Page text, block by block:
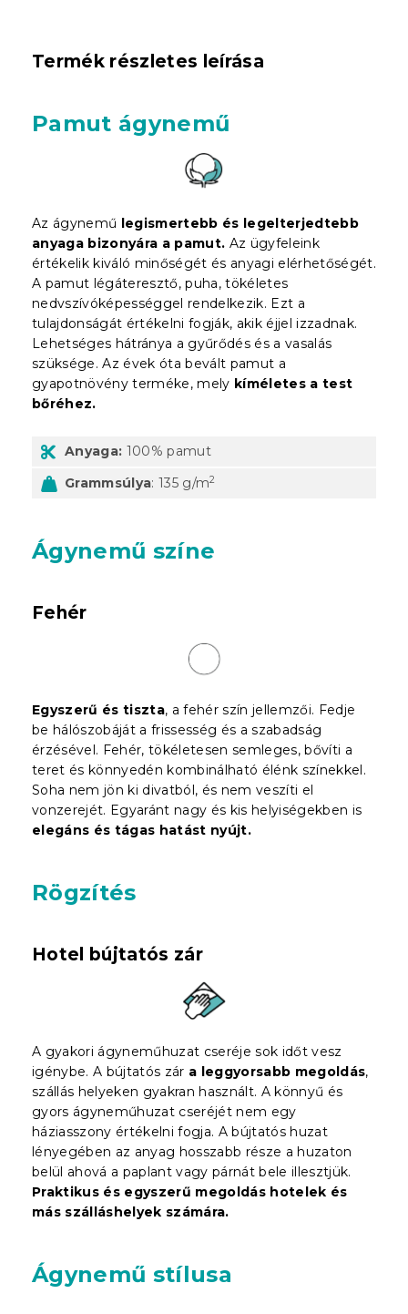
Termék részletes leírása
Pamut ágynemű
Az ágynemű legismertebb és legelterjedtebb
anyaga bizonyára a pamut. Az ügyfeleink
értékelik kiváló minőségét és anyagi elérhetőségét.
A pamut légáteresztő, puha, tökéletes
nedvszívóképességgel rendelkezik. Ezt a
tulajdonságát értékelni fogják, akik éjjel izzadnak.
Lehetséges hátránya a gyűrődés és a vasalás
szüksége. Az évek óta bevált pamut a
gyapotnövény terméke, mely kíméletes a test
bőréhez.
Anyaga: 100% pamut
Grammsúlya: 135 g/m2
Ágynemű színe
Fehér
Egyszerű és tiszta, a fehér szín jellemzői. Fedje
be hálószobáját a frissesség és a szabadság
érzésével. Fehér, tökéletesen semleges, bővíti a
teret és könnyedén kombinálható élénk színekkel.
Soha nem jön ki divatból, és nem veszíti el
vonzerejét. Egyaránt nagy és kis helyiségekben is
elegáns és tágas hatást nyújt.
Rögzítés
Hotel bújtatós zár
A gyakori ágyneműhuzat cseréje sok időt vesz
igénybe. A bújtatós zár a leggyorsabb megoldás,
szállás helyeken gyakran használt. A könnyű és
gyors ágyneműhuzat cseréjét nem egy
háziasszony értékelni fogja. A bújtatós huzat
lényegében az anyag hosszabb része a huzaton
belül ahová a paplant vagy párnát bele illesztjük.
Praktikus és egyszerű megoldás hotelek és
más szálláshelyek számára.
Ágynemű stílusa